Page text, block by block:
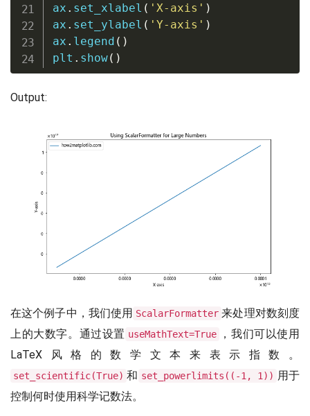
ax . set_xlabel ( 'X-axis' )
ax . set_ylabel ( 'Y-axis' )
ax . legend ( )
plt . show( )
Output:
在这个例子中，我们使用 ScalarFormatter 来处理对数刻度
上的大数字。通过设置 useMathText=True
，我们可以使用
LaTeX风格的数学文本来表示指数。
set_scientific(True) 和 set_powerlimits((-1, 1)) 用于
控制何时使用科学记数法。